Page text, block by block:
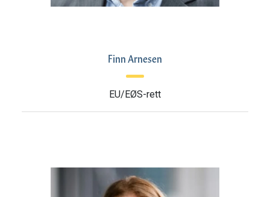
Finn Arnesen
EU/EØS-rett